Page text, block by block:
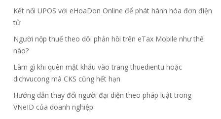
Kết nối UPOS với eHoaDon Online để phát hành hóa đơn điện
tử
Người nộp thuế theo dõi phản hồi trên eTax Mobile như thế
nào?
Làm gì khi quên mật khẩu vào trang thuedientu hoặc
dichvucong mà CKS cũng hết hạn
Hướng dẫn thay đổi người đại diện theo pháp luật trong
VNeID của doanh nghiệp